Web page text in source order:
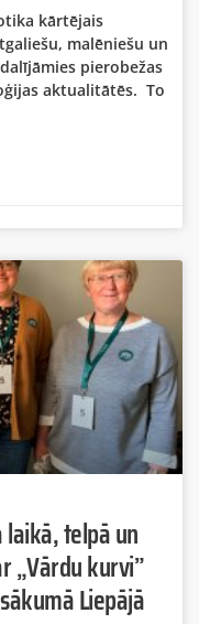
kārtējais
malēniešu un
pierobežas
aktualitātēs. To
telpā un
„Vārdu kurvi”
Liepājā